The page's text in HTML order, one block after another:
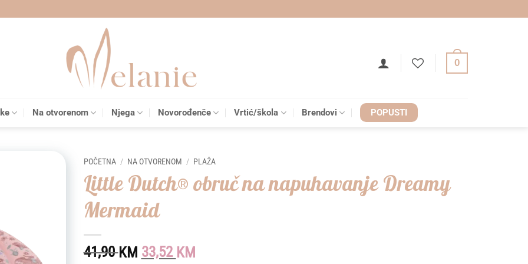
0
Na otvorenom Njega Novorođenče Vrtić/škola Brendovi POPUSTI
POČETNA / NA OTVORENOM / PLAŽA
Little Dutch® obruč na napuhavanje Dreamy
Mermaid
41,90KM Original
33,52 KMCurrent